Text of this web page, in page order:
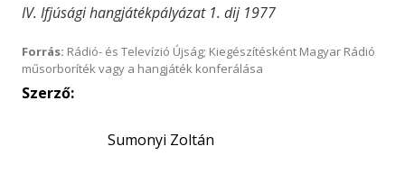
IV. Ifjúsági hangjátékpályázat 1. dij 1977
Forrás: Rádió- és Televízió Újság; Kiegészítésként Magyar Rádió
műsorboríték vagy a hangjáték konferálása
Szerző:
Sumonyi Zoltán